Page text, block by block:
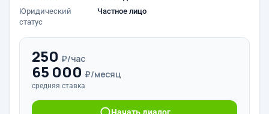
Юридический
статус
Частное лицо
250 ₽/час
65 000 ₽/месяц
средняя ставка